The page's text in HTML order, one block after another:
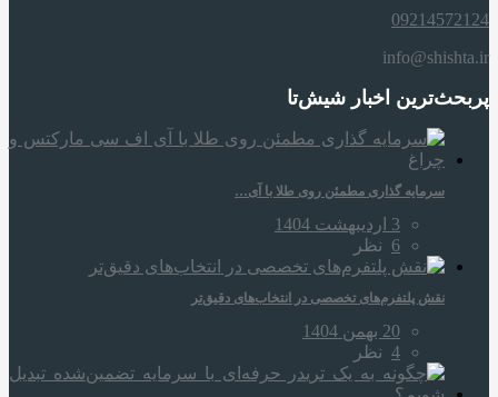
09214572124
info@shishta.ir
پربحث‌ترین اخبار شیش‌تا
سرمایه‌ گذاری مطمئن روی طلا با آی…
3 اردیبهشت 1404
6 نظر
نقش پلتفرم‌های تخصصی در انتخاب‌های دقیق‌تر
20 بهمن 1404
4 نظر